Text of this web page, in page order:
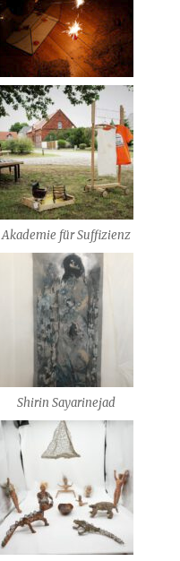
Akademie für Suffizienz
Shirin Sayarinejad